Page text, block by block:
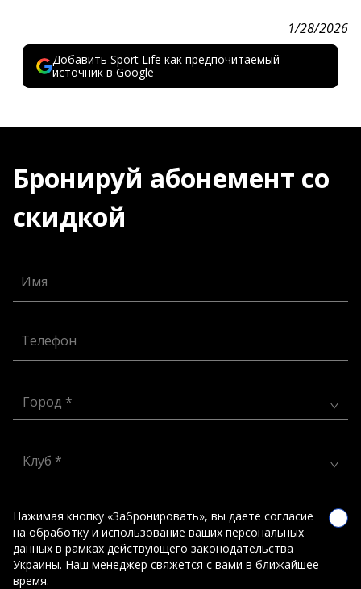
1/28/2026
Добавить Sport Life как предпочитаемый
источник в Google
Бронируй абонемент со
скидкой
Имя
Телефон
Город *
Клуб *
Нажимая кнопку «Забронировать», вы даете согласие
на обработку и использование ваших персональных
данных в рамках действующего законодательства
Украины. Наш менеджер свяжется с вами в ближайшее
время.